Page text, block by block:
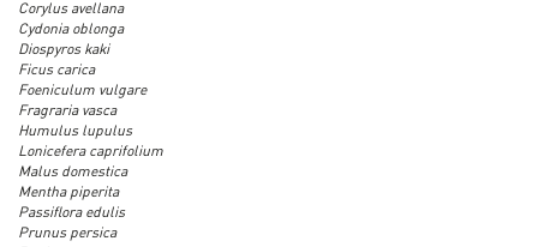
Corylus avellana
Cydonia oblonga
Diospyros kaki
Ficus carica
Foeniculum vulgare
Fragraria vasca
Humulus lupulus
Lonicefera caprifolium
Malus domestica
Mentha piperita
Passiflora edulis
Prunus persica